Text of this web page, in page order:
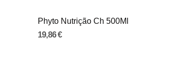
Phyto Nutrição Ch 500Ml
19,86 €